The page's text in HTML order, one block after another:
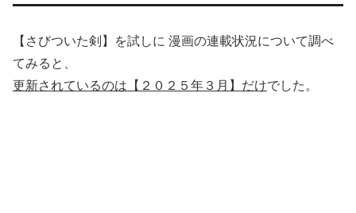
【さびついた剣】を試しに 漫画の連載状況について調べ
てみると、
更新されているのは【２０２５年３月】だけでした。